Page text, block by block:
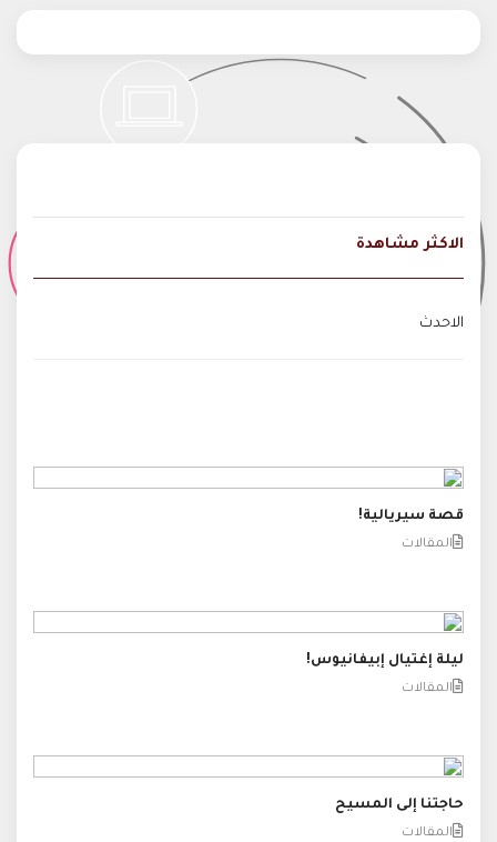
الاكثر مشاهدة
الاحدث
قصة سيريالية!
المقالات
ليلة إغتيال إبيفانيوس!
المقالات
حاجتنا إلى المسيح
المقالات